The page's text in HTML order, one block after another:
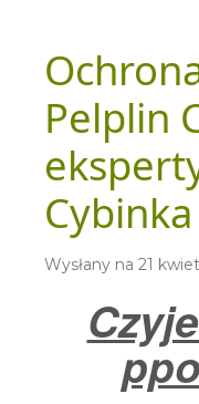
Pelplin
Wysłany na 21